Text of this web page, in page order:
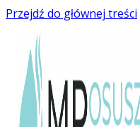
Przejdź do głównej treści